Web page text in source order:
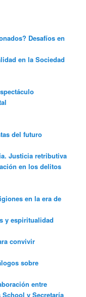
Desafíos en
en la Sociedad
del futuro
Justicia retributiva
en los delitos
en la era de
y espiritualidad
convivir
sobre
entre
y Secretaría